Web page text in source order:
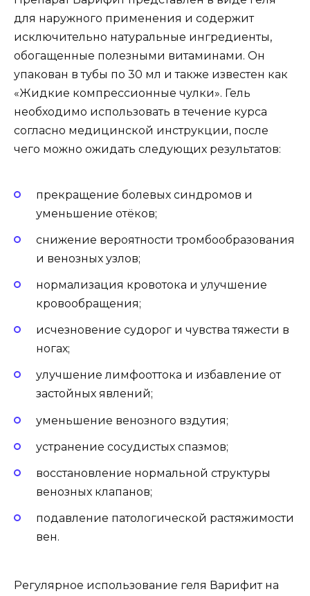
для наружного применения и содержит
исключительно натуральные ингредиенты,
обогащенные полезными витаминами. Он
упакован в тубы по 30 мл и также известен как
«Жидкие компрессионные чулки». Гель
необходимо использовать в течение курса
согласно медицинской инструкции, после
чего можно ожидать следующих результатов:
прекращение болевых синдромов и
уменьшение отёков;
снижение вероятности тромбообразования
и венозных узлов;
нормализация кровотока и улучшение
кровообращения;
исчезновение судорог и чувства тяжести в
ногах;
улучшение лимфооттока и избавление от
застойных явлений;
уменьшение венозного вздутия;
устранение сосудистых спазмов;
восстановление нормальной структуры
венозных клапанов;
подавление патологической растяжимости
вен.
Регулярное использование геля Варифит на